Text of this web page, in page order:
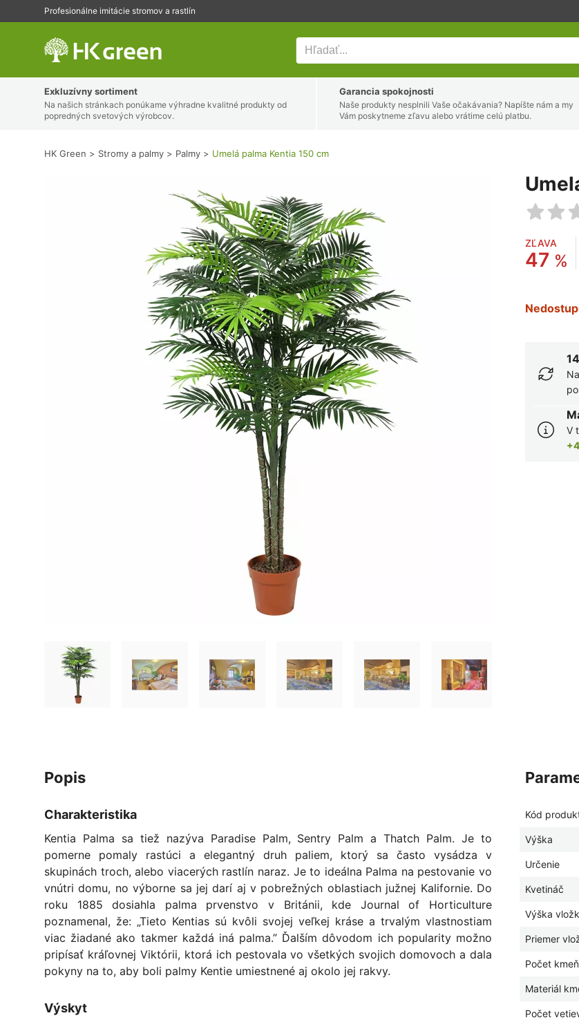
Profesionálne imitácie stromov a rastlín
HK Green Stromy a palmy Palmy Umelá palma Kentia 150 cm
Exkluzívny sortiment
Na našich stránkach ponúkame výhradne kvalitné produkty od
popredných svetových výrobcov.
Garancia spokojnosti
Naše produkty nesplnili Vaše očakávania? Napíšte nám a my
Vám poskytneme zľavu alebo vrátime celú platbu.
ZĽAVA
47 %
V
popis
Charakteristika
Kentia Palma sa tiež nazýva Paradise Palm, Sentry Palm a Thatch Palm. Je to
pomerne pomaly rastúci a elegantný druh paliem, ktorý sa často vysádza v
skupinách troch, alebo viacerých rastlín naraz. Je to ideálna Palma na pestovanie vo
vnútri domu, no výborne sa jej darí aj v pobrežných oblastiach južnej Kalifornie. Do
roku 1885 dosiahla palma prvenstvo v Británii, kde Journal of Horticulture
poznamenal, že: „Tieto Kentias sú kvôli svojej veľkej kráse a trvalým vlastnostiam
viac žiadané ako takmer každá iná palma.” Ďalším dôvodom ich popularity možno
pripísať kráľovnej Viktórii, ktorá ich pestovala vo všetkých svojich domovoch a dala
pokyny na to, aby boli palmy Kentie umiestnené aj okolo jej rakvy.
Výskyt
Kód
Výška
Určenie
Kvetináč
Výška
Priemer
Počet
Materiál
Počet